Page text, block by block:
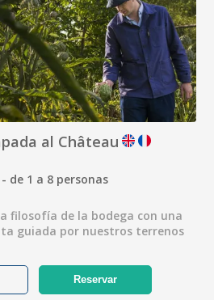
al Château
de 1 a 8 personas
filosofía de la bodega con una
guiada por nuestros terrenos
Reservar